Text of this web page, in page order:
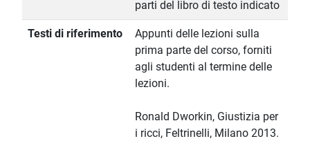
parti del libro di testo indicato
Testi di riferimento
Appunti delle lezioni sulla
prima parte del corso, forniti
agli studenti al termine delle
lezioni.
Ronald Dworkin, Giustizia per
i ricci, Feltrinelli, Milano 2013.